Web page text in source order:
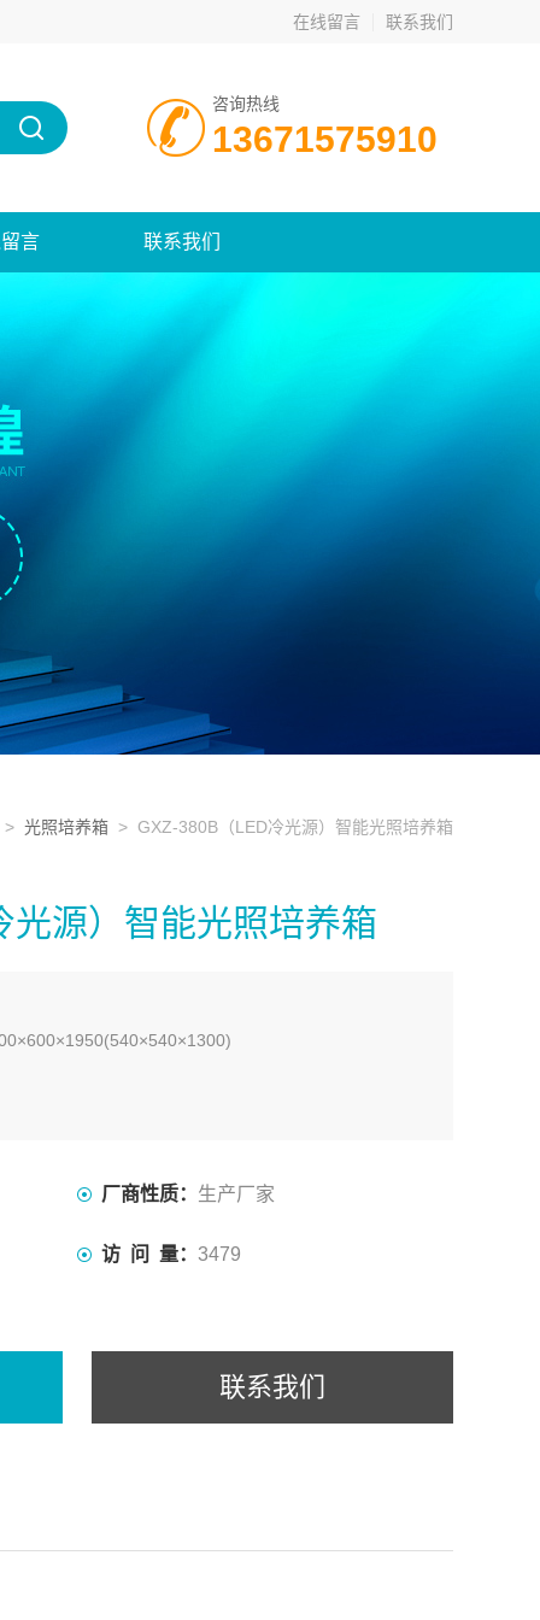
在线留言 联系我们
咨询热线
13671575910
言 联系我们
光照培养箱 > GXZ-380B（LED冷光源）智能光照培养箱
源）智能光照培养箱
厂商性质： 生产厂家
访 问 量： 3479
联系我们